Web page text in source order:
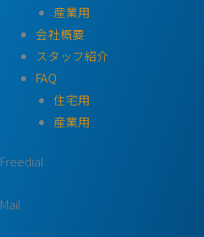
産業用
会社概要
スタッフ紹介
FAQ
住宅用
産業用
Freedial
Mail